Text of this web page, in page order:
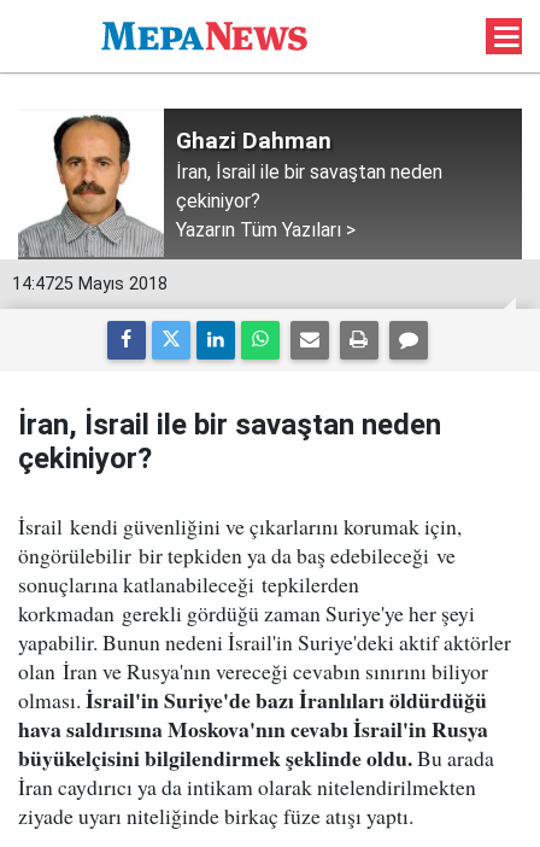
Ghazi Dahman
İran, İsrail ile bir savaştan neden
çekiniyor?
Yazarın Tüm Yazıları >
14:4725 Mayıs 2018
İran, İsrail ile bir savaştan neden
çekiniyor?
İsrail kendi güvenliğini ve çıkarlarını korumak için,
öngörülebilir bir tepkiden ya da baş edebileceği ve
sonuçlarına katlanabileceği tepkilerden
korkmadan gerekli gördüğü zaman Suriye'ye her şeyi
yapabilir. Bunun nedeni İsrail'in Suriye'deki aktif aktörler
olan İran ve Rusya'nın vereceği cevabın sınırını biliyor
olması. İsrail'in Suriye'de bazı İranlıları öldürdüğü
hava saldırısına Moskova'nın cevabı İsrail'in Rusya
büyükelçisini bilgilendirmek şeklinde oldu.Bu arada
İran caydırıcı ya da intikam olarak nitelendirilmekten
ziyade uyarı niteliğinde birkaç füze atışı yaptı.